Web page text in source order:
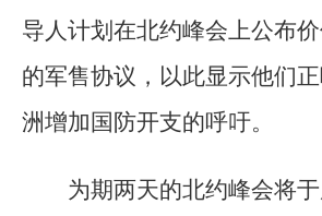
导人计划在北约峰会上公布
的军售协议，以此显示他们
洲增加国防开支的呼吁。
为期两天的北约峰会将